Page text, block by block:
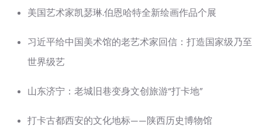
美国艺术家凯瑟琳.伯恩哈特全新绘画作品个展
习近平给中国美术馆的老艺术家回信：打造国家级乃至
世界级艺
山东济宁：老城旧巷变身文创旅游“打卡地”
打卡古都西安的文化地标——陕西历史博物馆